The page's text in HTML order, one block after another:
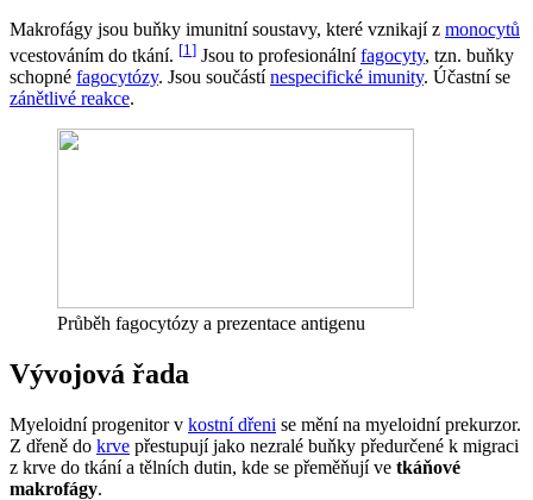
Makrofágy jsou buňky imunitní soustavy, které vznikají z monocytů
vcestováním do tkání. [1 ] Jsou to profesionálnífagocyty, tzn. buňky
schopné fagocytózy. Jsou součástínespecifické imunity. Účastní se
zánětlivé reakce.
Průběh fagocytózy a prezentace antigenu
Vývojová řada
Myeloidní progenitor v kostní dřeni se mění na myeloidní prekurzor.
Z dřeně do krve přestupují jako nezralé buňky předurčené k migraci
z krve do tkání a tělních dutin, kde se přeměňují ve tkáňové
makrofágy.